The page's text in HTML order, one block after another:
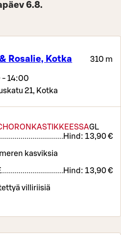
6.8.
Rosalie, Kotka 310 m
- 14:00
21, Kotka
GL
Hind: 13,90 €
kasviksia
Hind: 13,90 €
villiriisiä